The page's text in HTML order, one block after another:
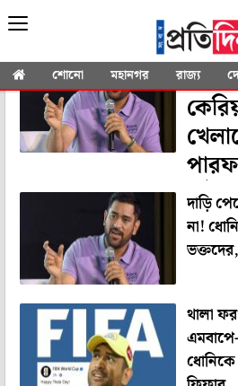
শোনো মহানগর রাজ্য
YOU SEARCHED FOR"
দাড়ি
না!
থালা
ধোনিকে